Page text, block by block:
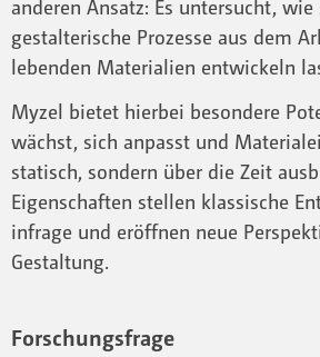
anderen Ansatz: Es untersucht, wie
gestalterische Prozesse aus dem
lebenden Materialien entwickeln
Myzel bietet hierbei besondere
wächst, sich anpasst und
statisch, sondern über die Zeit
Eigenschaften stellen klassische
infrage und eröffnen neue
Gestaltung.
Forschungsfrage